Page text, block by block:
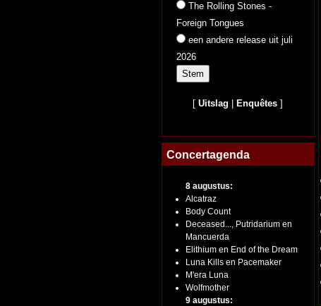
The Rolling Stones -
Foreign Tongues
een andere release uit juli
2026
[Uitslag Enquêtes ]
Concertagenda
8 augustus:
Alcatraz
Body Count
Deceased..., Putridarium en
Mancuerda
Elithium en End of the Dream
Luna Kills en Pacemaker
M'era Luna
Wolfmother
9 augustus: